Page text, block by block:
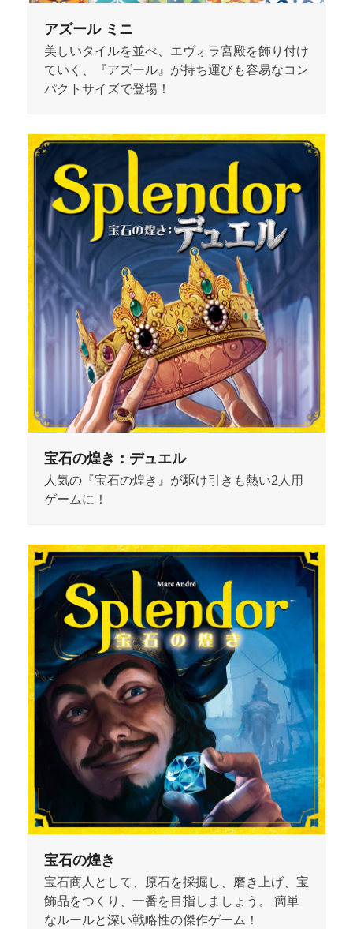
アズール ミニ
美しいタイルを並べ、エヴォラ宮殿を飾り付け
ていく、『アズール』が持ち運びも容易なコン
パクトサイズで登場！
宝石の煌き：デュエル
人気の『宝石の煌き』が駆け引きも熱い2人用
ゲームに！
宝石の煌き
宝石商人として、原石を採掘し、磨き上げ、宝
飾品をつくり、一番を目指しましょう。 簡単
なルールと深い戦略性の傑作ゲーム！